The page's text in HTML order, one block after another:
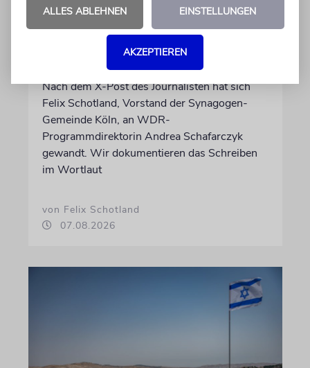
Wie Georg Restle die
Glaubwürdigkeit des ÖRR
untergräbt
Nach dem X-Post des Journalisten hat sich
Felix Schotland, Vorstand der Synagogen-
Gemeinde Köln, an WDR-
Programmdirektorin Andrea Schafarczyk
gewandt. Wir dokumentieren das Schreiben
im Wortlaut
von Felix Schotland
07.08.2026
ALLES ABLEHNEN EINSTELLUNGEN
AKZEPTIEREN